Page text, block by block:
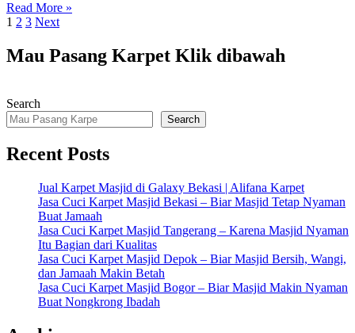
Read More »
Posts
pagination
1 2 3 Next
Mau Pasang Karpet Klik dibawah
Search
Search
Recent Posts
Jual Karpet Masjid di Galaxy Bekasi | Alifana Karpet
Jasa Cuci Karpet Masjid Bekasi – Biar Masjid Tetap Nyaman
Buat Jamaah
Jasa Cuci Karpet Masjid Tangerang – Karena Masjid Nyaman
Itu Bagian dari Kualitas
Jasa Cuci Karpet Masjid Depok – Biar Masjid Bersih, Wangi,
dan Jamaah Makin Betah
Jasa Cuci Karpet Masjid Bogor – Biar Masjid Makin Nyaman
Buat Nongkrong Ibadah